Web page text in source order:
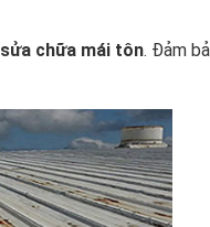
sửa chữa mái tôn. Đảm